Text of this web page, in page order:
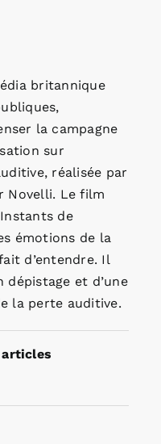
britannique
la campagne
sur
réalisée par
Novelli. Le film
de
émotions de la
d’entendre. Il
dépistage et d’une
la perte auditive.